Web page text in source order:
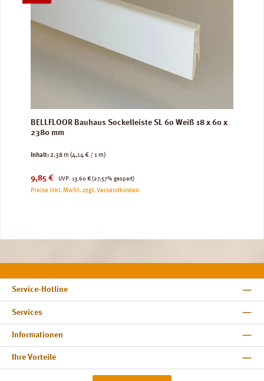
BELLFLOOR Bauhaus Sockelleiste SL 60 Weiß 18 x 60 x
2380 mm
Inhalt:2.38 m (4,14 € / 1 m)
Verkaufspreis:
9,85 € UVP:
Regulärer Preis:
13,60 € (27.57% gespart)
Preise inkl. MwSt. zzgl. Versandkosten
Service-Hotline
Services
Informationen
Ihre Vorteile